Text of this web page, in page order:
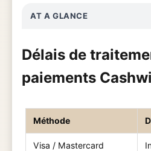
AT A GLANCE
Délais de
paiements
Méthode
Visa / Mastercard